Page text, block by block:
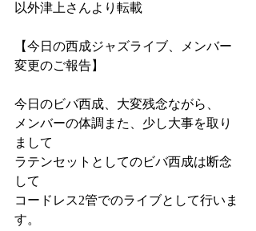
以外津上さんより転載
【今日の西成ジャズライブ、メンバー
変更のご報告】
今日のビバ西成、大変残念ながら、
メンバーの体調また、少し大事を取り
まして
ラテンセットとしてのビバ西成は断念
して
コードレス2管でのライブとして行いま
す。